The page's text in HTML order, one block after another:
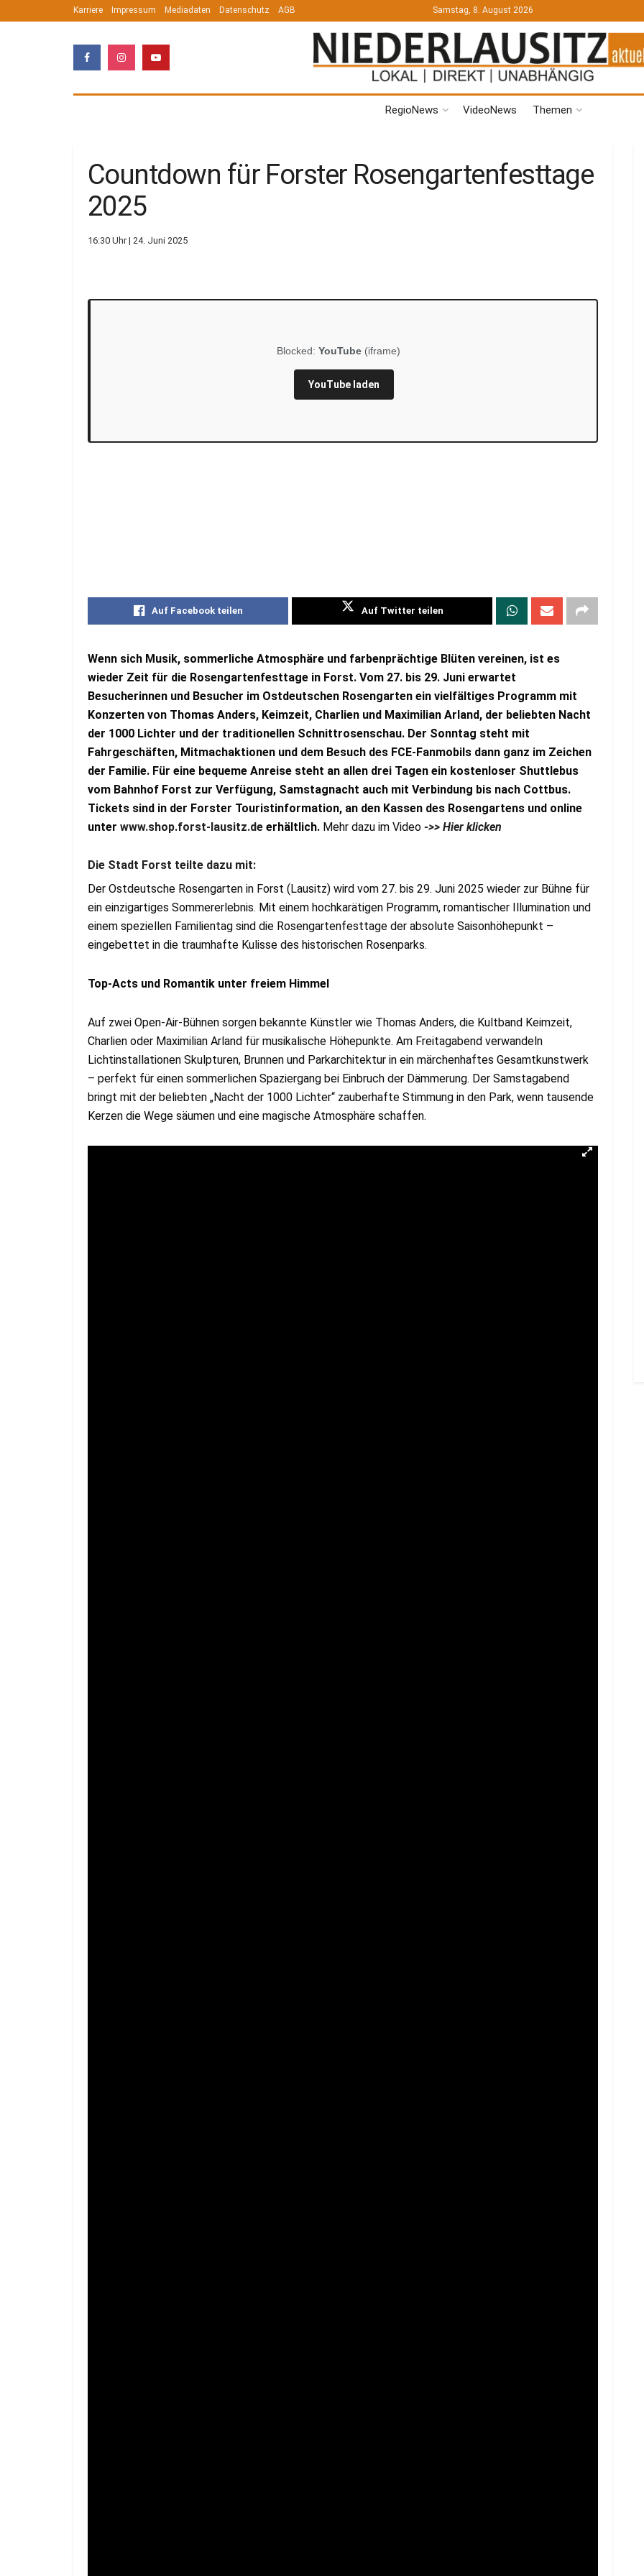
Karriere Impressum Mediadaten Datenschutz AGB Samstag, 8. August 2026
RegioNews VideoNews Themen
Countdown für Forster Rosengartenfesttage
2025
16:30 Uhr | 24. Juni 2025
Blocked: YouTube(iframe)
YouTube laden
Auf Facebook teilen Auf Twitter teilen
Wenn sich Musik, sommerliche Atmosphäre und farbenprächtige Blüten vereinen, ist es
wieder Zeit für die Rosengartenfesttage in Forst. Vom 27. bis 29. Juni erwartet
Besucherinnen und Besucher im Ostdeutschen Rosengarten ein vielfältiges Programm mit
Konzerten von Thomas Anders, Keimzeit, Charlien und Maximilian Arland, der beliebten Nacht
der 1000 Lichter und der traditionellen Schnittrosenschau. Der Sonntag steht mit
Fahrgeschäften, Mitmachaktionen und dem Besuch des FCE-Fanmobils dann ganz im Zeichen
der Familie. Für eine bequeme Anreise steht an allen drei Tagen ein kostenloser Shuttlebus
vom Bahnhof Forst zur Verfügung, Samstagnacht auch mit Verbindung bis nach Cottbus.
Tickets sind in der Forster Touristinformation, an den Kassen des Rosengartens und online
unter www.shop.forst-lausitz.de erhältlich. Mehr dazu im Video ->> Hier klicken
Die Stadt Forst teilte dazu mit:
Der Ostdeutsche Rosengarten in Forst (Lausitz) wird vom 27. bis 29. Juni 2025 wieder zur Bühne für
ein einzigartiges Sommererlebnis. Mit einem hochkarätigen Programm, romantischer Illumination und
einem speziellen Familientag sind die Rosengartenfesttage der absolute Saisonhöhepunkt –
eingebettet in die traumhafte Kulisse des historischen Rosenparks.
Top-Acts und Romantik unter freiem Himmel
Auf zwei Open-Air-Bühnen sorgen bekannte Künstler wie Thomas Anders, die Kultband Keimzeit,
Charlien oder Maximilian Arland für musikalische Höhepunkte. Am Freitagabend verwandeln
Lichtinstallationen Skulpturen, Brunnen und Parkarchitektur in ein märchenhaftes Gesamtkunstwerk
– perfekt für einen sommerlichen Spaziergang bei Einbruch der Dämmerung. Der Samstagabend
bringt mit der beliebten „Nacht der 1000 Lichter“ zauberhafte Stimmung in den Park, wenn tausende
Kerzen die Wege säumen und eine magische Atmosphäre schaffen.